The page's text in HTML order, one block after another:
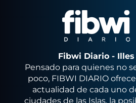
Fibwi Diario - Illes
Pensado para quienes no
poco, FIBWI DIARIO
actualidad de cada uno
ciudades de las Islas, la